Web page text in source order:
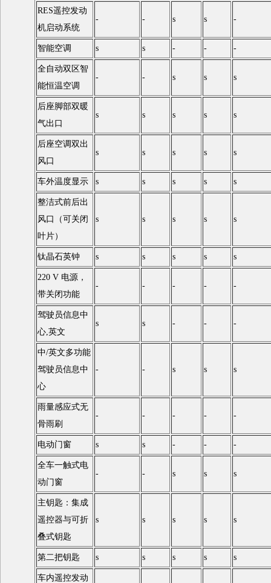
RES遥控发动
机启动系统
- - s s -
智能空调 s s - - -
全自动双区智
能恒温空调
- - s s s
后座脚部双暖
气出口
s s s s s
后座空调双出
风口
s s s s s
车外温度显示 s s s s s
整洁式前后出
风口（可关闭
叶片）
s s s s s
钛晶石英钟 s s s s s
220 V 电源，
带关闭功能
- - - - -
驾驶员信息中
心,英文
s s - - -
中/英文多功能
驾驶员信息中
心
- - s s s
雨量感应式无
骨雨刷
- - - - -
电动门窗 s s - - -
全车一触式电
动门窗
- - s s s
主钥匙：集成
遥控器与可折
叠式钥匙
s s s s s
第二把钥匙 s s s s s
车内遥控发动